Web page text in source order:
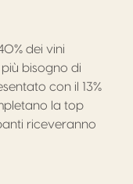
dei vini
bisogno di
con il 13%
la top
riceveranno